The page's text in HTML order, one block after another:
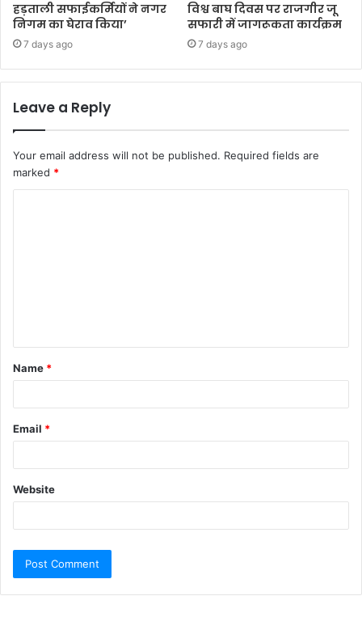
हड़ताली सफाईकर्मियों ने नगर
निगम का घेराव किया’
7 days ago
विश्व बाघ दिवस पर राजगीर जू
सफारी में जागरूकता कार्यक्रम
7 days ago
Leave a Reply
Your email address will not be published. Required fields are
marked *
Name *
Email *
Website